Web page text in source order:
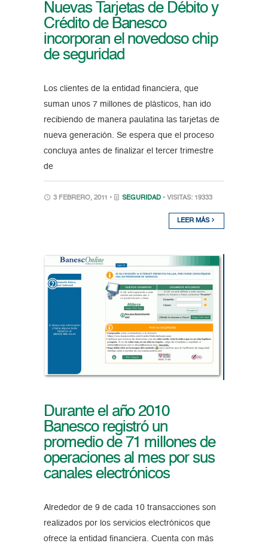
Nuevas Tarjetas de Débito y
Crédito de Banesco
incorporan el novedoso chip
de seguridad
Los clientes de la entidad financiera, que
suman unos 7 millones de plásticos, han ido
recibiendo de manera paulatina las tarjetas de
nueva generación. Se espera que el proceso
concluya antes de finalizar el tercer trimestre
de
3 FEBRERO, 2011 • SEGURIDAD • VISITAS: 19333
LEER MÁS
Durante el año 2010
Banesco registró un
promedio de 71 millones de
operaciones al mes por sus
canales electrónicos
Alrededor de 9 de cada 10 transacciones son
realizados por los servicios electrónicos que
ofrece la entidad financiera. Cuenta con más